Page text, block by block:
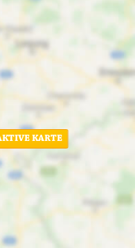
KARTE